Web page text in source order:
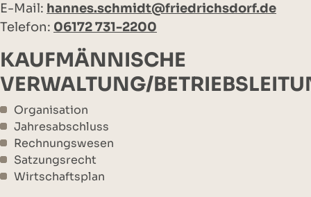
E-Mail: hannes.schmidt@friedrichsdorf.de
Telefon: 06172 731-2200
KAUFMÄNNISCHE
VERWALTUNG/
Organisation
Jahresabschluss
Rechnungswesen
Satzungsrecht
Wirtschaftsplan